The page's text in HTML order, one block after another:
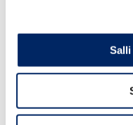
Salli
Lausunto luonnoksesta